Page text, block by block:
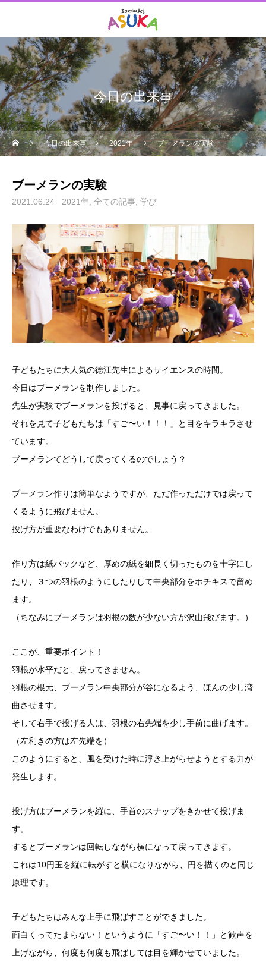
今日の出来事
今日の出来事 2021年 ブーメランの実験
ブーメランの実験
2021.06.24 2021年 全ての記事 学び
子どもたちに大人気の徳江先生によるサイエンスの時間。
今日はブーメランを制作しました。
先生が実験でブーメランを投げると、見事に戻ってきました。
それを見て子どもたちは「すご〜い！！！」と目をキラキラさせ
ています。
ブーメランてどうして戻ってくるのでしょう？
ブーメラン作りは簡単なようですが、ただ作っただけでは戻って
くるように飛びません。
投げ方が重要なわけでもありません。
作り方は紙パックなど、厚めの紙を細長く切ったものを十字にし
たり、３つの羽根のようにしたりして中央部分をホチキスで留め
ます。
（ちなみにブーメランは羽根の数が少ない方が沢山飛びます。）
ここが、重要ポイント！
羽根が水平だと、戻ってきません。
羽根の根元、ブーメラン中央部分が谷になるよう、ほんの少し湾
曲させます。
そして右手で投げる人は、羽根の右先端を少し手前に曲げます。
（左利きの方は左先端を）
このようにすると、風を受けた時に浮き上がらせようとする力が
発生します。
投げ方はブーメランを縦に、手首のスナップをきかせて投げま
す。
するとブーメランは回転しながら横になって戻ってきます。
これは10円玉を縦に転がすと横になりながら、円を描くのと同じ
原理です。
子どもたちはみんな上手に飛ばすことができました。
面白くってたまらない！というように「すご〜い！！」と歓声を
上げながら、何度も何度も飛ばしては目を輝かせていました。